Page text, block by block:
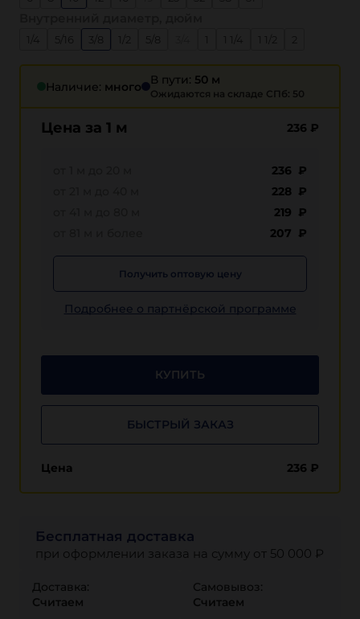
Наличие: много В пути: 50 м
Ожидаются на складе СПб: 50
Цена за 1 м 236 ₽
236 ₽
228 ₽
219 ₽
207 ₽
Получить оптовую цену
Подробнее о партнёрской программе
КУПИТЬ
БЫСТРЫЙ ЗАКАЗ
Цена 236 ₽
Бесплатная доставка
при оформлении заказа на сумму от 50 000 ₽
Доставка:
Считаем
Самовывоз:
Считаем
5/16 3/8 5/8